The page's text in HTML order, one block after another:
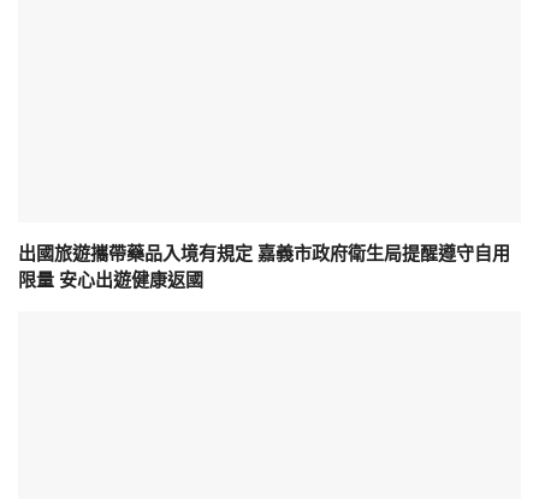
出國旅遊攜帶藥品入境有規定 嘉義市政府衛生局提醒遵守自用
限量 安心出遊健康返國